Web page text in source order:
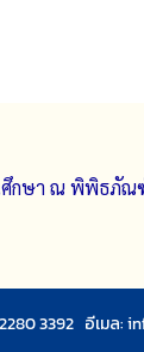
กษา ณ พิพิธภัณฑ์
3392 อีเมล: